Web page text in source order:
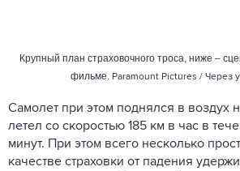
Крупный план страховочного троса, ниже –
фильме. Paramount Pictures / Через
Самолет при этом поднялся в воздух
летел со скоростью 185 км в час в
минут. При этом всего несколько
качестве страховки от падения